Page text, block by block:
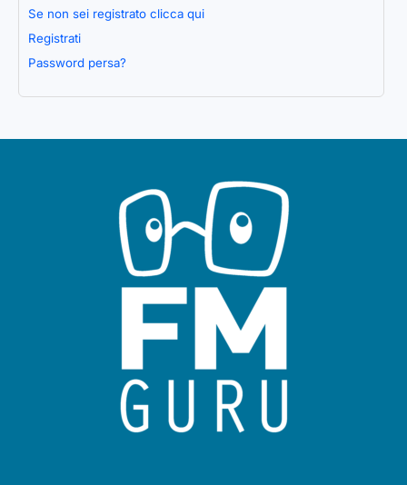
Se non sei registrato clicca qui
Registrati
Password persa?